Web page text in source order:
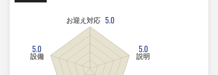
お迎え対応 5.0
5.0
説明
5.0
設備